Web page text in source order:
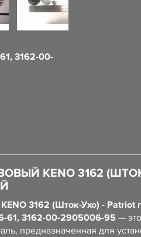
3162-00-
KENO 3162
3162 (Шток-Ухо) - Patriot
61, 3162-00-2905006-95 — это
предназначенная для